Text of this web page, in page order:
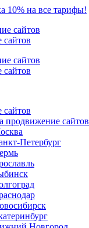
10% на все тарифы!
продвижение сайтов
Петербург